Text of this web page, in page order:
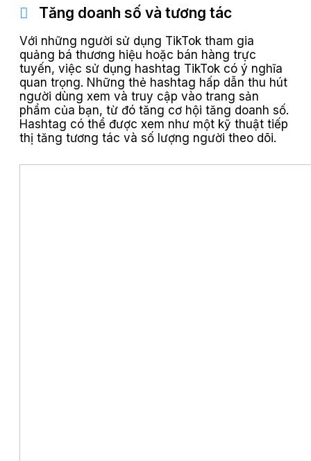
Tăng doanh số và tương tác
Với những người sử dụng TikTok tham gia
quảng bá thương hiệu hoặc bán hàng trực
tuyến, việc sử dụng hashtag TikTok có ý nghĩa
quan trọng. Những thẻ hashtag hấp dẫn thu hút
người dùng xem và truy cập vào trang sản
phẩm của bạn, từ đó tăng cơ hội tăng doanh số.
Hashtag có thể được xem như một kỹ thuật tiếp
thị tăng tương tác và số lượng người theo dõi.